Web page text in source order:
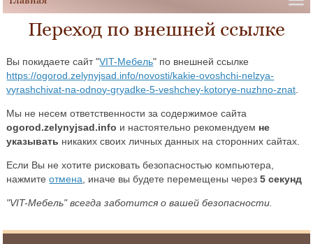
Переход по внешней ссылке
Вы покидаете сайт "VIT-Мебель" по внешней ссылке
https://ogorod.zelynyjsad.info/novosti/kakie-ovoshchi-nelzya-
vyrashchivat-na-odnoy-gryadke-5-veshchey-kotorye-nuzhno-znat
Мы не несем ответственности за содержимое сайта
ogorod.zelynyjsad.info и настоятельно рекомендуем не
указывать никаких своих личных данных на сторонних сайтах.
Если Вы не хотите рисковать безопасностью компьютера,
нажмитеотмена , иначе вы будете перемещены через5 секунд
"VIT-Мебель" всегда заботится о вашей безопасности.